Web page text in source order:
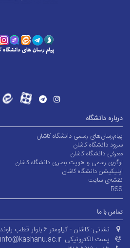
درباره دانشگاه
پیام‌رسان‌های رسمی دانشگاه کاشان
سرود دانشگاه کاشان
معرفی دانشگاه کاشان
لوگوی رسمی و هویت بصری دانشگاه کاشان
اپلیکیشن دانشگاه کاشان
نقشه‌ی سایت
RSS
تماس با ما
نشانی: کاشان - کیلومتر ۶ بلوار قطب راوندی
پست الکترونیکی: info@kashanu.ac.ir